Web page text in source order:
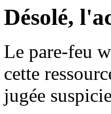
Désolé,
Le pare-feu
cette
jugée